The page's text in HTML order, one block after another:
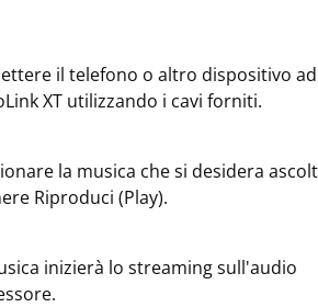
il telefono o altro dispositivo ad
XT utilizzando i cavi forniti.
la musica che si desidera
Riproduci (Play).
inizierà lo streaming sull'audio